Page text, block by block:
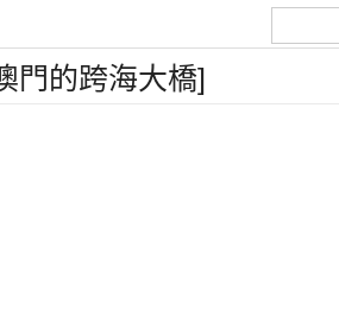
門的跨海大橋]